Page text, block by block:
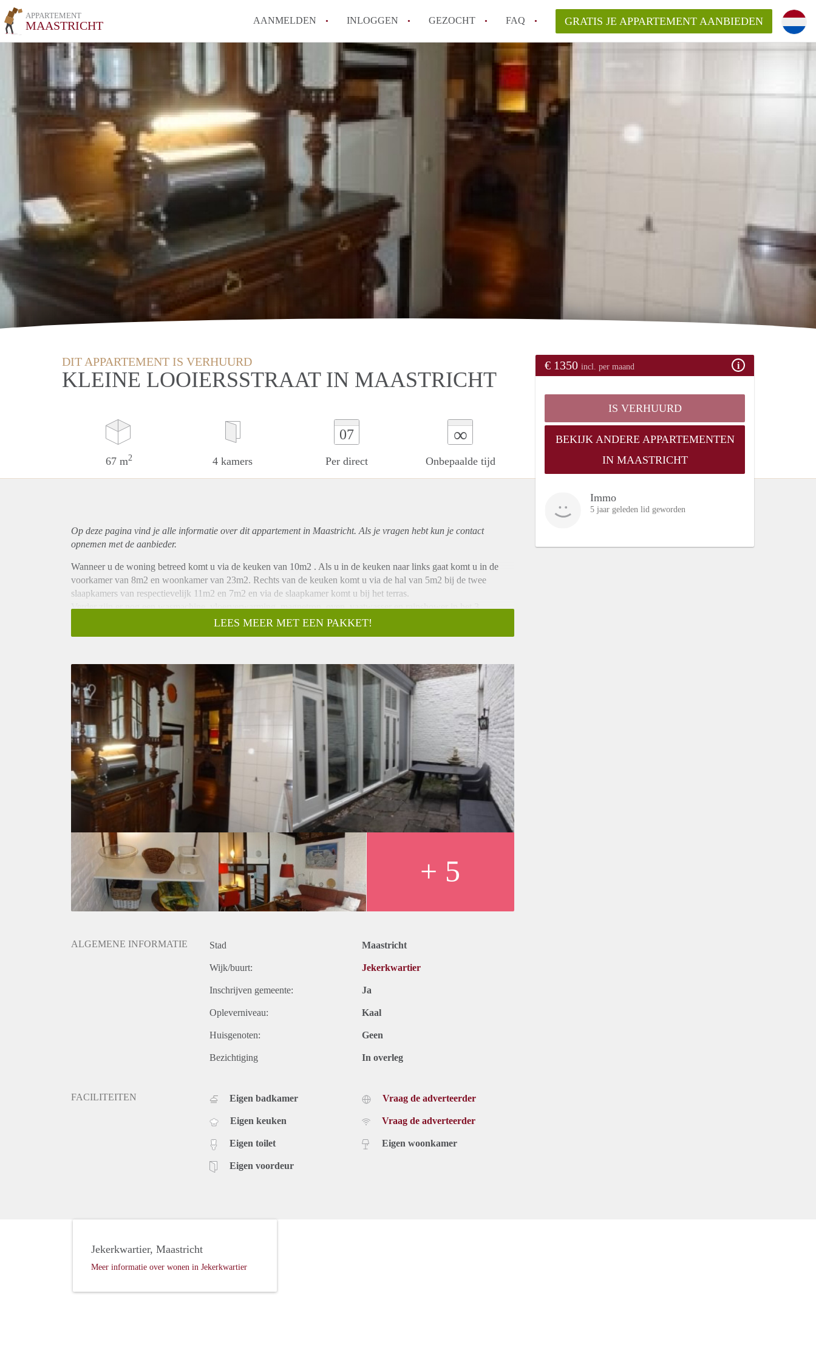
APPARTEMENT
MAASTRICHT AANMELDEN INLOGGEN GEZOCHT FAQ
How to translate AppartementMaastricht!
Wat is AppartementMaastricht?
Hoeveel kost het om te reageren op een Appartement in Maastricht?
Wat is de privacyverklaring van AppartementMaastricht?
GRATIS JE APPARTEMENT AANBIEDEN
DIT APPARTEMENT IS VERHUURD
KLEINE LOOIERSSTRAAT IN MAASTRICHT
67 m2 4 kamers
07
Per direct
∞
Onbepaalde tijd
€ 1350 incl. per maand
IS VERHUURD
BEKIJK ANDERE APPARTEMENTEN
IN MAASTRICHT
Immo
5 jaar geleden lid geworden
Op deze pagina vind je alle informatie over ditappartementin Maastricht. Als je vragen hebt kun je contact
opnemen met de aanbieder.
Wanneer u de woning betreed komt u via de keuken van 10m2 . Als u in de keuken naar links gaat komt u in de
voorkamer van 8m2 en woonkamer van 23m2. Rechts van de keuken komt u via de hal van 5m2 bij de twee
slaapkamers van respectievelijk 11m2 en 7m2 en via de slaapkamer komt u bij het terras.
Verder zijn er nog een wasmachine, vloerverwarming, magnetron, oven, vaatwasser en rainshower in het 3
Optioneel zijn 2 keer per maand een schoonmaak voor een meerprijs van 55 euro en een keer per maand lakens,
Geschikt voor een (werkend) koppel
LEES MEER MET EEN PAKKET!
+ 5
ALGEMENE INFORMATIE Stad Maastricht
Wijk/buurt: Jekerkwartier
Inschrijven gemeente: Ja
Opleverniveau: Kaal
Huisgenoten: Geen
Bezichtiging In overleg
FACILITEITEN Eigen badkamer
Eigen keuken
Eigen toilet
Eigen voordeur
Vraag de adverteerder
Vraag de adverteerder
Eigen woonkamer
Jekerkwartier, Maastricht
Meer informatie over wonen in Jekerkwartier